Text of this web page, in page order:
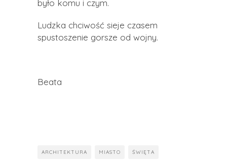
było komu i czym.
Ludzka chciwość sieje czasem
spustoszenie gorsze od wojny.
Beata
ARCHITEKTURA MIASTO ŚWIĘTA